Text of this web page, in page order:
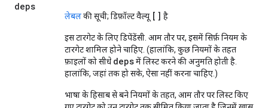
deps
लेबलकी सूची; डिफ़ॉल्ट वैल्यू [] है
इस टारगेट के लिए डिपेंडेंसी. आम तौर पर, इसमें सिर्फ़ नियम के
टारगेट शामिल होने चाहिए. (हालांकि, कुछ नियमों के तहत
फ़ाइलों को सीधे depsमें लिस्ट करने की अनुमति होती है.
हालांकि, जहां तक हो सके, ऐसा नहीं करना चाहिए.)
भाषा के हिसाब से बने नियमों के तहत, आम तौर पर लिस्ट किए